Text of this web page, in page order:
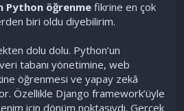
Python öğrenme fikrine en çok
biri oldu diyebilirim.
dolu dolu. Python’un
tabanı yönetimine, web
öğrenmesi ve yapay zekâ
Özellikle Django framework’üyle
için dönüm noktasıydı. Gerçek